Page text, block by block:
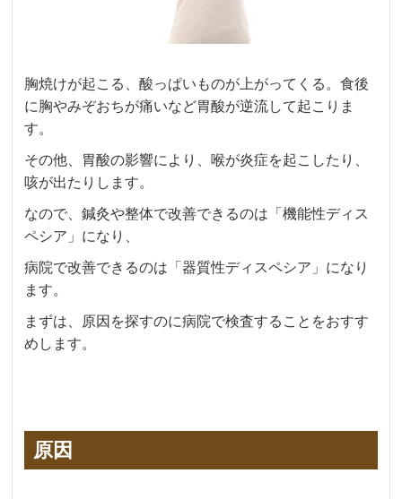
胸焼けが起こる、酸っぱいものが上がってくる。食後
に胸やみぞおちが痛いなど胃酸が逆流して起こりま
す。
その他、胃酸の影響により、喉が炎症を起こしたり、
咳が出たりします。
なので、鍼灸や整体で改善できるのは「機能性ディス
ペシア」になり、
病院で改善できるのは「器質性ディスペシア」になり
ます。
まずは、原因を探すのに病院で検査することをおすす
めします。
原因